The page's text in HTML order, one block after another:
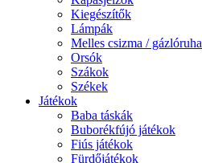
Kiegészítők
Lámpák
Melles csizma / gázlóruha
Orsók
Szákok
Székek
Játékok
Baba táskák
Buborékfújó játékok
Fiús játékok
Fürdőjátékok